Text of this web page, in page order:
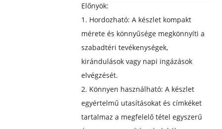
Előnyök:
1. Hordozható: A készlet kompakt
mérete és könnyűsége megkönnyíti a
szabadtéri tevékenységek,
kirándulások vagy napi ingázások
elvégzését.
2. Könnyen használható: A készlet
egyértelmű utasításokat és címkéket
tartalmaz a megfelelő tétel egyszerű